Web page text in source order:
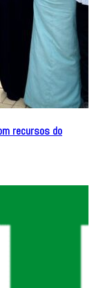
recursos do